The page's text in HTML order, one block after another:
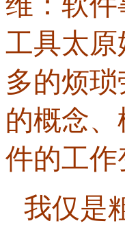
工具太
多的烦
的概念
件的工
我仅是